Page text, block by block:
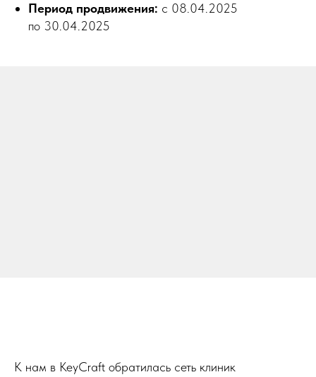
Период продвижения: с 08.04.2025
по 30.04.2025
К нам в KeyCraft обратилась сеть клиник